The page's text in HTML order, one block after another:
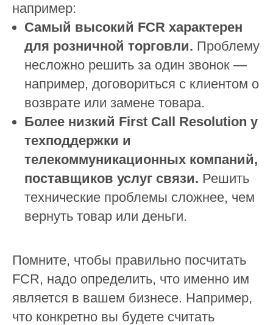
например:
Самый высокий FCR характерен
для розничной торговли. Проблему
несложно решить за один звонок —
например, договориться с клиентом о
возврате или замене товара.
Более низкий First Call Resolution у
техподдержки и
телекоммуникационных компаний,
поставщиков услуг связи. Решить
технические проблемы сложнее, чем
вернуть товар или деньги.
Помните, чтобы правильно посчитать
FCR, надо определить, что именно им
является в вашем бизнесе. Например,
что конкретно вы будете считать